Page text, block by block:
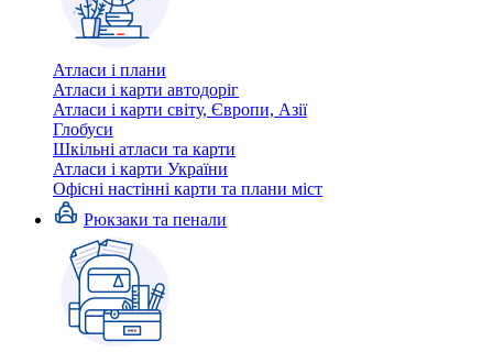
Атласи і плани
Атласи і карти автодоріг
Атласи і карти світу, Європи, Азії
Глобуси
Шкільні атласи та карти
Атласи і карти України
Офісні настінні карти та плани міст
Рюкзаки та пенали